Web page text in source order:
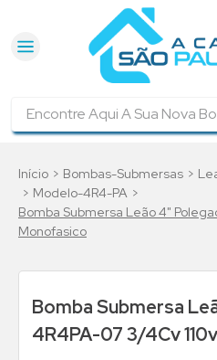
Bombas-Submersas
Modelo-4R4-PA
Bomba Submersa Leão 4"
Monofasico
Bomba Submersa
4R4PA-07 3/4Cv